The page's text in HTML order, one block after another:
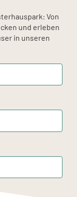
Von
und erleben
in unseren